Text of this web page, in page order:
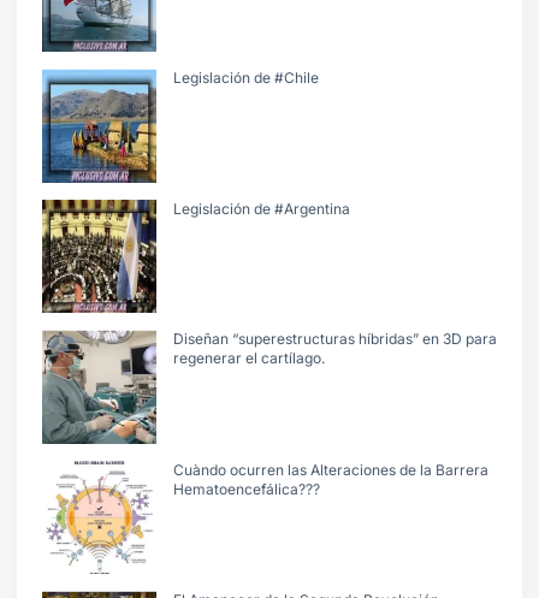
Legislación de #Chile
Legislación de #Argentina
Diseñan “superestructuras híbridas” en 3D para
regenerar el cartílago.
Cuàndo ocurren las Alteraciones de la Barrera
Hematoencefálica???